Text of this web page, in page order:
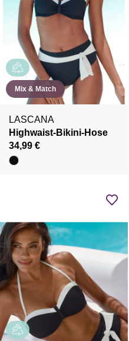
Mix & Match
LASCANA
Highwaist-Bikini-Hose
34,99 €